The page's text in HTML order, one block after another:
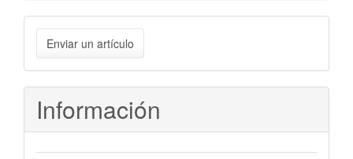
Enviar
un
artículo
Enviar un artículo
Información